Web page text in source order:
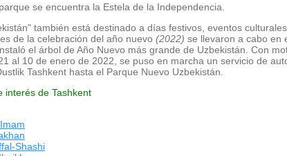
se encuentra la Estela de la Independencia.
también está destinado a días festivos, eventos
de la celebración del año nuevo (2022) se llevaron a cabo en
el árbol de Año Nuevo más grande de Uzbekistán. Con
al 10 de enero de 2022, se puso en marcha un servicio de
Tashkent hasta el Parque Nuevo Uzbekistán.
interés de Tashkent
Shashi